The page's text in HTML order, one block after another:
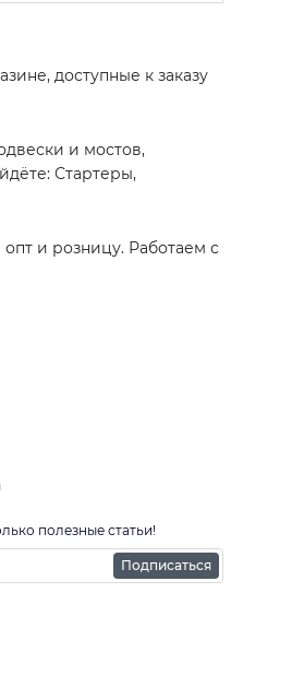
доступные к заказу
и мостов,
Стартеры,
опт и розницу. Работаем с
полезные статьи!
Подписаться